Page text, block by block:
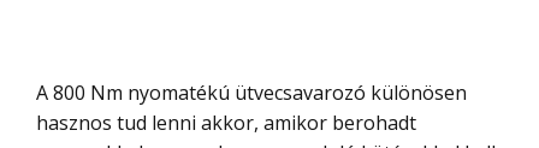
A 800 Nm nyomatékú ütvecsavarozó különösen
hasznos tud lenni akkor, amikor berohadt